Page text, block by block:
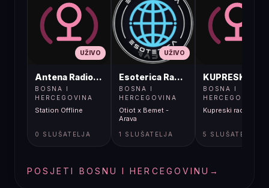
UŽIVO
Antena Radio, Jelah Tešanj
BOSNA I
HERCEGOVINA
Station Offline
0 SLUŠATELJA
UŽIVO
Esoterica Radio S1
BOSNA I
HERCEGOVINA
Otiot x Bemet -
Arava
1 SLUŠATELJA
BOSNA I
HERCEGOVINA
Kupreski radio
5 SLUŠATELJA
POSJETI BOSNU I HERCEGOVINU →